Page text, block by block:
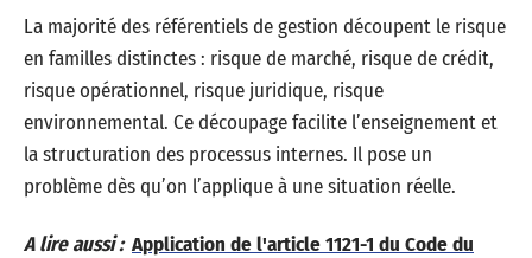
La majorité des référentiels de gestion découpent le risque
en familles distinctes : risque de marché, risque de crédit,
risque opérationnel, risque juridique, risque
environnemental. Ce découpage facilite l’enseignement et
la structuration des processus internes. Il pose un
problème dès qu’on l’applique à une situation réelle.
A lire aussi : Application de l'article 1121-1 du Code du